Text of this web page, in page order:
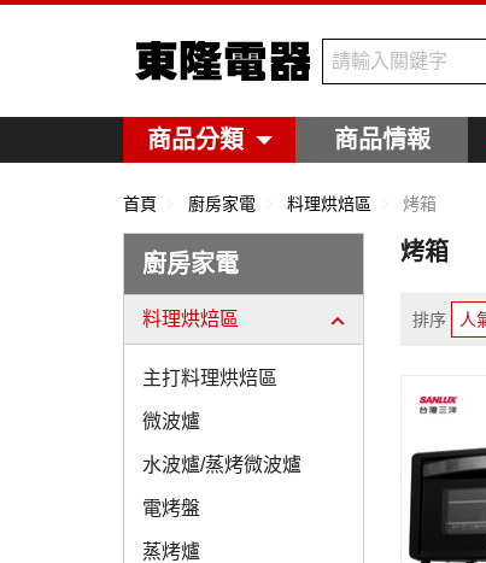
東隆電器
商品分類 商品情報
首頁 廚房家電 料理烘焙區 烤箱
廚房家電
料理烘焙區
主打料理烘焙區
微波爐
水波爐/蒸烤微波爐
電烤盤
蒸烤爐
烤箱
排序 人